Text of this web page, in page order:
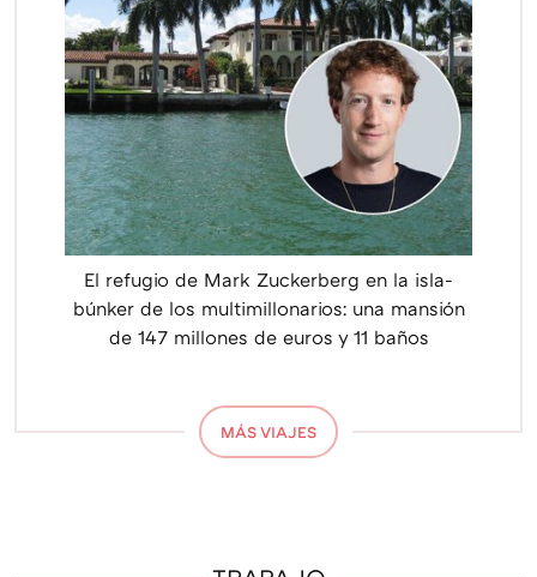
El refugio de Mark Zuckerberg en la isla-
búnker de los multimillonarios: una mansión
de 147 millones de euros y 11 baños
MÁS VIAJES